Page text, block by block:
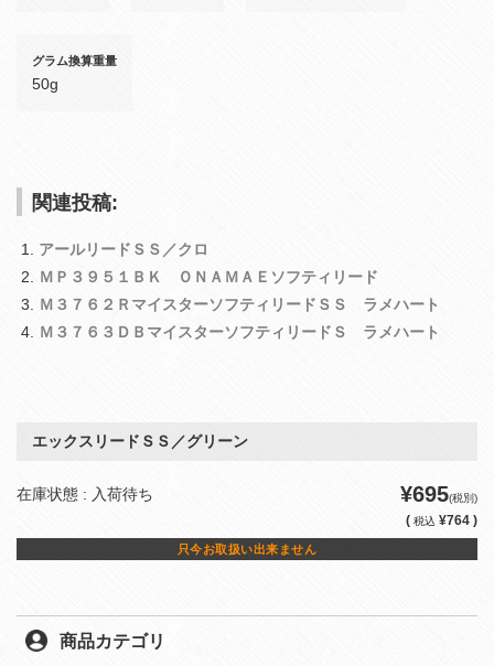
グラム換算重量
50g
関連投稿:
アールリードＳＳ／クロ
ＭＰ３９５１ＢＫ ＯＮＡＭＡＥソフティリード
Ｍ３７６２ＲマイスターソフティリードＳＳ ラメハート
Ｍ３７６３ＤＢマイスターソフティリードＳ ラメハート
エックスリードＳＳ／グリーン
在庫状態 : 入荷待ち ¥695(税別)
( 税込 ¥764 )
只今お取扱い出来ません
商品カテゴリ